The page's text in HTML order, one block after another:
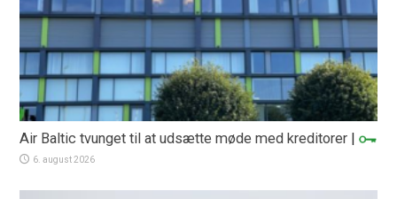
Air Baltic tvunget til at udsætte møde med kreditorer |
6. august 2026